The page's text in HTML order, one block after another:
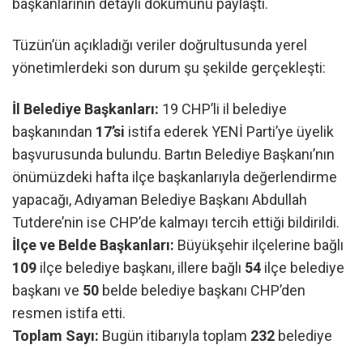
Tüzün’ün açıkladığı veriler doğrultusunda yerel
yönetimlerdeki son durum şu şekilde gerçekleşti:
İl Belediye Başkanları: 19 CHP’li il belediye
başkanından 17’si istifa ederek YENİ Parti’ye üyelik
başvurusunda bulundu. Bartın Belediye Başkanı’nın
önümüzdeki hafta ilçe başkanlarıyla değerlendirme
yapacağı, Adıyaman Belediye Başkanı Abdullah
Tutdere’nin ise CHP’de kalmayı tercih ettiği bildirildi.
İlçe ve Belde Başkanları:
109 ilçe belediye başkanı, illere bağlı 54 ilçe belediye
başkanı ve 50 belde belediye başkanı CHP’den
resmen istifa etti.
Toplam Sayı: Bugün itibarıyla toplam 232 belediye